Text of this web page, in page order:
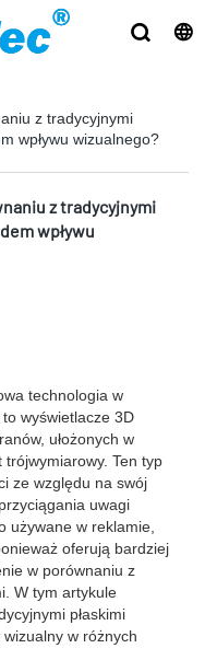
z tradycyjnymi
wpływu wizualnego?
z tradycyjnymi
wpływu
technologia w
wyświetlacze 3D
ułożonych w
trójwymiarowy. Ten typ
ze względu na swój
uwagi
używane w reklamie,
oferują bardziej
w porównaniu z
W tym artykule
płaskimi
w różnych